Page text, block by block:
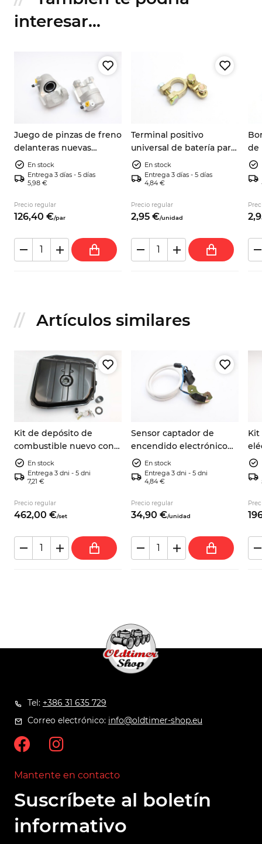
interesar...
Juego de pinzas de freno
delanteras nuevas
izquierda y derecha, Fiat
124 Spider, 128, 127, X1/9 y
Yugo
En stock
Entrega 3 días - 5 días
5,98 €
Precio regular
126,40 €/par
Terminal positivo
universal de batería para
Fiat, Lancia, Zastava,
Autobianchi y Alfa
Romeo
En stock
Entrega 3 días - 5 días
4,84 €
Precio regular
2,95 €/unidad
de
2,
Artículos similares
Kit de depósito de
combustible nuevo con
aforador, junta y
manguito Autobianchi
A112
En stock
Entrega 3 dni - 5 dni
7,21 €
Precio regular
462,00 €/set
Sensor captador de
encendido electrónico
Autobianchi A112 Abarth
Fiat 124 Spider 9937730
En stock
Entrega 3 dni - 5 dni
4,84 €
Precio regular
34,90 €/unidad
Kit
Tel: +386 31 635 729
Correo electrónico: info@oldtimer-shop.eu
Mantente en contacto
Suscríbete al boletín
informativo